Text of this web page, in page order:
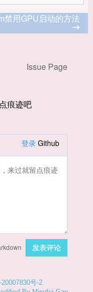
禁用GPU启动的方法
Issue Page
痕迹吧
登录 Github
发表评论
号-2